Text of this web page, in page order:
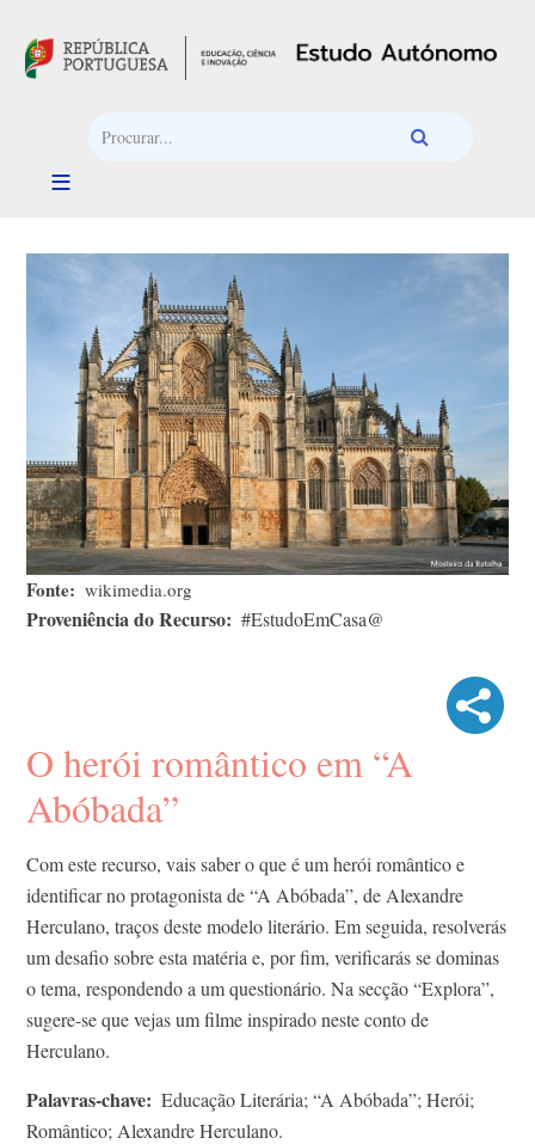
Fonte wikimedia.org
Proveniência do Recurso #EstudoEmCasa@
O herói romântico em “A
Abóbada”
Com este recurso, vais saber o que é um herói romântico e
identificar no protagonista de “A Abóbada”, de Alexandre
Herculano, traços deste modelo literário. Em seguida, resolverás
um desafio sobre esta matéria e, por fim, verificarás se dominas
o tema, respondendo a um questionário. Na secção “Explora”,
sugere-se que vejas um filme inspirado neste conto de
Herculano.
Palavras-chave
Educação Literária; “A Abóbada”; Herói;
Romântico; Alexandre Herculano.